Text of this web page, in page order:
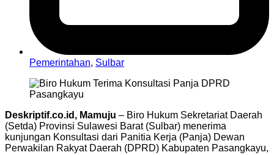
Pemerintahan, Sulbar
Deskriptif.co.id, Mamuju – Biro Hukum Sekretariat Daerah
(Setda) Provinsi Sulawesi Barat (Sulbar) menerima
kunjungan Konsultasi dari Panitia Kerja (Panja) Dewan
Perwakilan Rakyat Daerah (DPRD) Kabupaten Pasangkayu,